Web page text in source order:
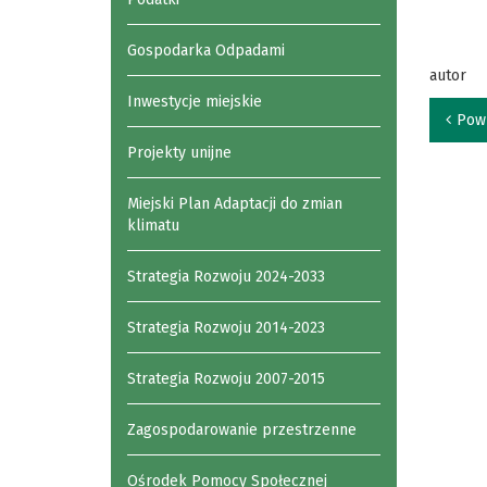
Gospodarka Odpadami
Inwestycje miejskie
Projekty unijne
Miejski Plan Adaptacji do zmian
klimatu
Strategia Rozwoju 2024-2033
Strategia Rozwoju 2014-2023
Strategia Rozwoju 2007-2015
Zagospodarowanie przestrzenne
Ośrodek Pomocy Społecznej
autor